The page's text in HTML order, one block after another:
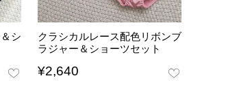
シ
クラシカルレース配色リボンブ
ラジャー＆ショーツセット
¥2,640